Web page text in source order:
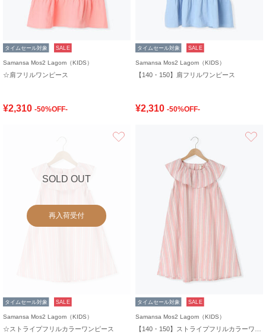
タイムセール対象 SALE
Samansa Mos2 Lagom（KIDS）
☆肩フリルワンピース
¥2,310 -50%OFF-
タイムセール対象 SALE
Samansa Mos2 Lagom（KIDS）
【140・150】肩フリルワンピース
¥2,310 -50%OFF-
SOLD OUT
再入荷受付
タイムセール対象 SALE
Samansa Mos2 Lagom（KIDS）
☆ストライプフリルカラーワンピース
タイムセール対象 SALE
Samansa Mos2 Lagom（KIDS）